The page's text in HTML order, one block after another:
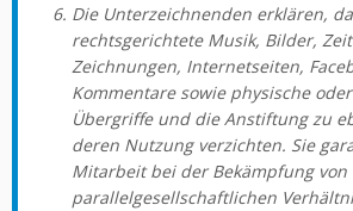
Die Unterzeichnenden erklären,
rechtsgerichtete Musik, Bilder,
Zeichnungen, Internetseiten,
Kommentare sowie physische
Übergriffe und die Anstiftung zu
deren Nutzung verzichten. Sie
Mitarbeit bei der Bekämpfung von
parallelgesellschaftlichen